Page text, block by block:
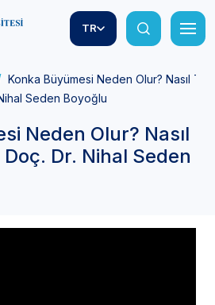
TR
Konka Büyümesi Neden Olur? Nasıl
Seden Boyoğlu
Neden Olur? Nasıl
Dr. Nihal Seden